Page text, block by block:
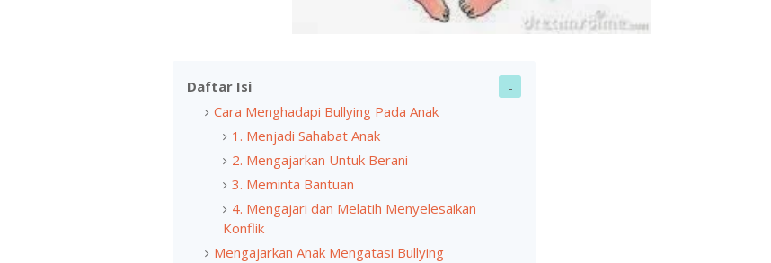
Daftar Isi
Cara Menghadapi Bullying Pada Anak
1. Menjadi Sahabat Anak
2. Mengajarkan Untuk Berani
3. Meminta Bantuan
4. Mengajari dan Melatih Menyelesaikan
Konflik
Mengajarkan Anak Mengatasi Bullying